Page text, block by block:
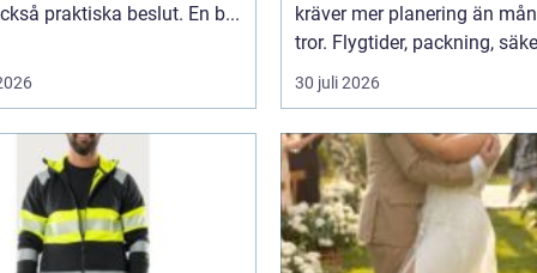
praktiska beslut. En b...
kräver mer planering än
tror. Flygtider, packning,
30 juli 2026